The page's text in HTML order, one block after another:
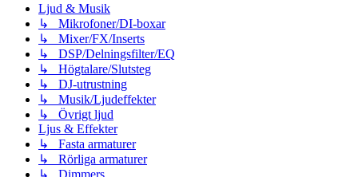
Ljud & Musik
↳ Mikrofoner/DI-boxar
↳ Mixer/FX/Inserts
↳ DSP/Delningsfilter/EQ
↳ Högtalare/Slutsteg
↳ DJ-utrustning
↳ Musik/Ljudeffekter
↳ Övrigt ljud
Ljus & Effekter
↳ Fasta armaturer
↳ Rörliga armaturer
↳ Dimmers